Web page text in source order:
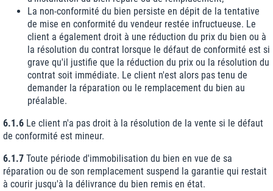
La non-conformité du bien persiste en dépit de la tentative
de mise en conformité du vendeur restée infructueuse. Le
client a également droit à une réduction du prix du bien ou à
la résolution du contrat lorsque le défaut de conformité est si
grave qu'il justifie que la réduction du prix ou la résolution du
contrat soit immédiate. Le client n'est alors pas tenu de
demander la réparation ou le remplacement du bien au
préalable.
6.1.6 Le client n'a pas droit à la résolution de la vente si le défaut
de conformité est mineur.
6.1.7 Toute période d'immobilisation du bien en vue de sa
réparation ou de son remplacement suspend la garantie qui restait
à courir jusqu'à la délivrance du bien remis en état.